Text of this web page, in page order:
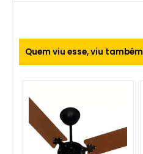
Quem viu esse, viu também